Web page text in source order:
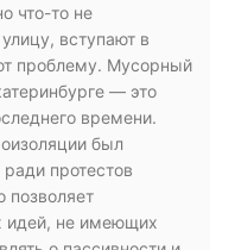
что-то не
вступают в
проблему. Мусорный
— это
времени.
был
протестов
позволяет
идей, не имеющих